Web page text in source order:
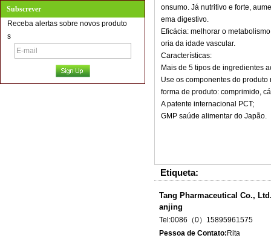
Subscrever
Receba alertas sobre novos produto
s
onsumo. Já nutritivo e forte,
ema digestivo.
Eficácia: melhorar o
oria da idade vascular.
Características:
Mais de 5 tipos de ingredientes
Use os componentes do
forma de produto: comprimido,
A patente internacional PCT;
GMP saúde alimentar do Japão.
Etiqueta:
Tang Pharmaceutical Co.,
anjing
Tel:0086（0）15895961575
Pessoa de Contato: Rita